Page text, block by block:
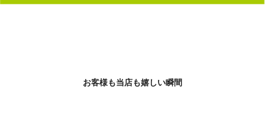
お客様も当店も嬉しい瞬間